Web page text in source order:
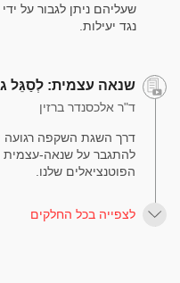
שעליהם ניתן לגבור על
נגד יעילות.
שנאה עצמית: לְסַגֵּל
ד"ר אלכסנדר ברזין
דרך השגת השקפה רגועה
להתגבר על שנאה-עצמית
הפוטנציאלים שלנו.
לצפייה בכל החלקים